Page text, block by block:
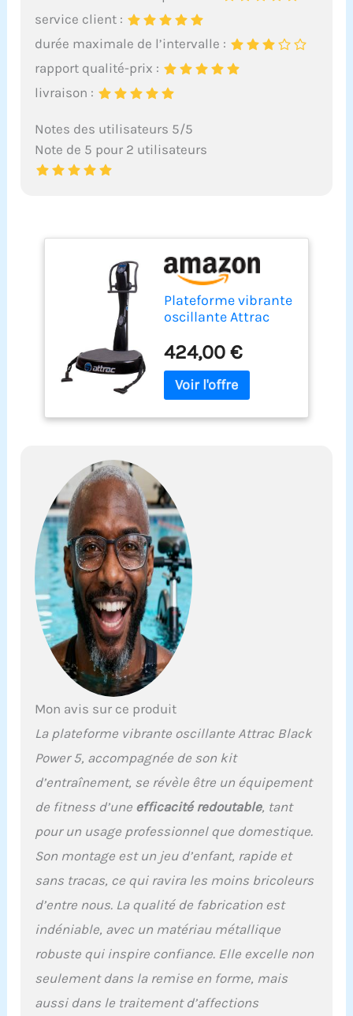
service client :
durée maximale de l’intervalle :
rapport qualité-prix :
livraison :
Notes des utilisateurs 5/5
Note de 5 pour 2 utilisateurs
Plateforme vibrante
oscillante Attrac
d'entraînement
offert / Functional
Fitness
424,00 €
Mon avis sur ce produit
La plateforme vibrante oscillante Attrac Black
Power 5, accompagnée de son kit
d’entraînement, se révèle être un équipement
de fitness d’une efficacité redoutable, tant
pour un usage professionnel que domestique.
Son montage est un jeu d’enfant, rapide et
sans tracas, ce qui ravira les moins bricoleurs
d’entre nous. La qualité de fabrication est
indéniable, avec un matériau métallique
robuste qui inspire confiance. Elle excelle non
seulement dans la remise en forme, mais
aussi dans le traitement d’affections